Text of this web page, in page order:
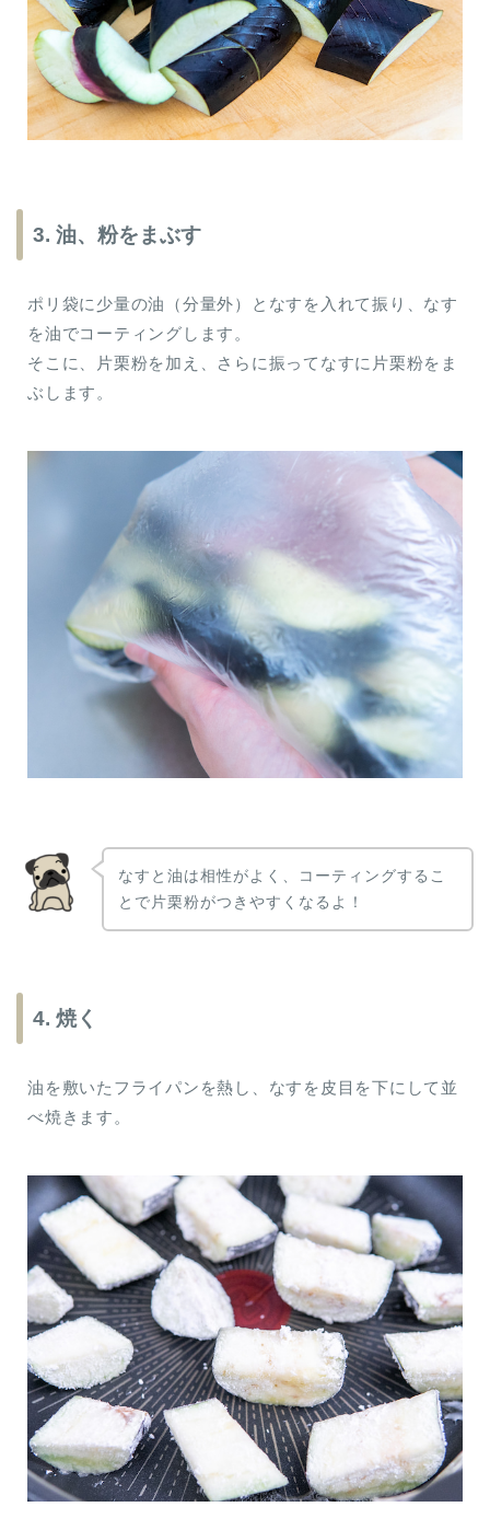
3. 油、粉をまぶす
ポリ袋に少量の油（分量外）となすを入れて振り、なす
を油でコーティングします。
そこに、片栗粉を加え、さらに振ってなすに片栗粉をま
ぶします。
なすと油は相性がよく、コーティングするこ
とで片栗粉がつきやすくなるよ！
4. 焼く
油を敷いたフライパンを熱し、なすを皮目を下にして並
べ焼きます。